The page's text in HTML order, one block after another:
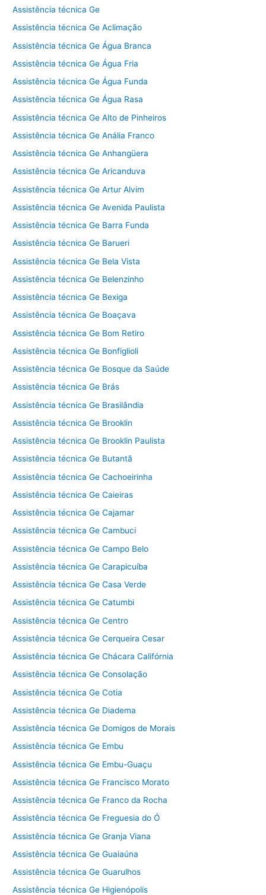
Assistência técnica Ge
Assistência técnica Ge Aclimação
Assistência técnica Ge Água Branca
Assistência técnica Ge Água Fria
Assistência técnica Ge Água Funda
Assistência técnica Ge Água Rasa
Assistência técnica Ge Alto de Pinheiros
Assistência técnica Ge Anália Franco
Assistência técnica Ge Anhangüera
Assistência técnica Ge Aricanduva
Assistência técnica Ge Artur Alvim
Assistência técnica Ge Avenida Paulista
Assistência técnica Ge Barra Funda
Assistência técnica Ge Barueri
Assistência técnica Ge Bela Vista
Assistência técnica Ge Belenzinho
Assistência técnica Ge Bexiga
Assistência técnica Ge Boaçava
Assistência técnica Ge Bom Retiro
Assistência técnica Ge Bonfiglioli
Assistência técnica Ge Bosque da Saúde
Assistência técnica Ge Brás
Assistência técnica Ge Brasilândia
Assistência técnica Ge Brooklin
Assistência técnica Ge Brooklin Paulista
Assistência técnica Ge Butantã
Assistência técnica Ge Cachoeirinha
Assistência técnica Ge Caieiras
Assistência técnica Ge Cajamar
Assistência técnica Ge Cambuci
Assistência técnica Ge Campo Belo
Assistência técnica Ge Carapicuíba
Assistência técnica Ge Casa Verde
Assistência técnica Ge Catumbi
Assistência técnica Ge Centro
Assistência técnica Ge Cerqueira Cesar
Assistência técnica Ge Chácara Califórnia
Assistência técnica Ge Consolação
Assistência técnica Ge Cotia
Assistência técnica Ge Diadema
Assistência técnica Ge Domigos de Morais
Assistência técnica Ge Embu
Assistência técnica Ge Embu-Guaçu
Assistência técnica Ge Francisco Morato
Assistência técnica Ge Franco da Rocha
Assistência técnica Ge Freguesia do Ó
Assistência técnica Ge Granja Viana
Assistência técnica Ge Guaiaúna
Assistência técnica Ge Guarulhos
Assistência técnica Ge Higienópolis